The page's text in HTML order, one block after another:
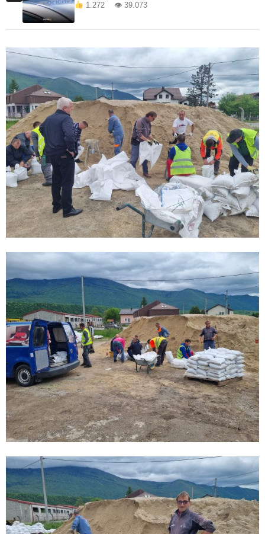
1.272 👁 39.073